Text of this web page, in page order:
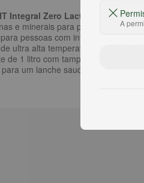
Integral Zero Lactose NESTLÉ
e minerais para promover a
pessoas com intolerância à
ultra alta temperatura (UHT)
de 1 litro com tampa torna este
um lanche saudável, este
A